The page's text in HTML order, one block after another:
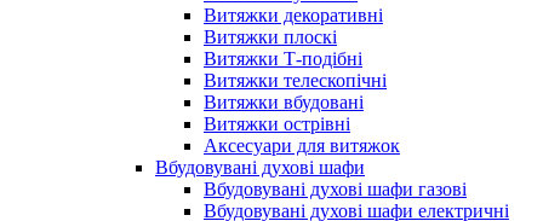
Витяжки декоративні
Витяжки плоскі
Витяжки Т-подібні
Витяжки телескопічні
Витяжки вбудовані
Витяжки острівні
Аксесуари для витяжок
Вбудовувані духові шафи
Вбудовувані духові шафи газові
Вбудовувані духові шафи електричні